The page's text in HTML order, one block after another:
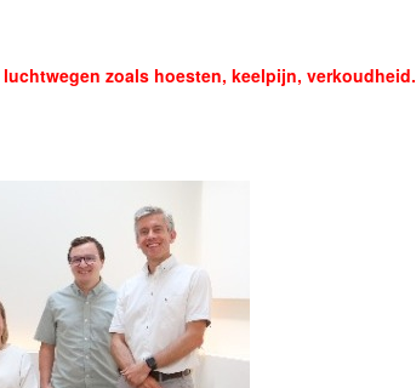
zoals hoesten, keelpijn, verkoudheid.